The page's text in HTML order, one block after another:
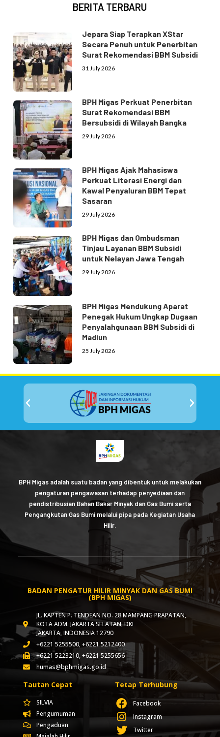
BERITA TERBARU
Jepara Siap Terapkan XStar
Secara Penuh untuk Penerbitan
Surat Rekomendasi BBM Subsidi
31 July 2026
BPH Migas Perkuat Penerbitan
Surat Rekomendasi BBM
Bersubsidi di Wilayah Bangka
29 July 2026
BPH Migas Ajak Mahasiswa
Perkuat Literasi Energi dan
Kawal Penyaluran BBM Tepat
Sasaran
29 July 2026
BPH Migas dan Ombudsman
Tinjau Layanan BBM Subsidi
untuk Nelayan Jawa Tengah
29 July 2026
BPH Migas Mendukung Aparat
Penegak Hukum Ungkap Dugaan
Penyalahgunaan BBM Subsidi di
Madiun
25 July 2026
BPH Migas adalah suatu badan yang dibentuk untuk melakukan
pengaturan pengawasan terhadap penyediaan dan
pendistribusian Bahan Bakar Minyak dan Gas Bumi serta
Pengangkutan Gas Bumi melalui pipa pada Kegiatan Usaha
Hilir.
BADAN PENGATUR HILIR MINYAK DAN GAS BUMI
(BPH MIGAS)
JL. KAPTEN P. TENDEAN NO. 28 MAMPANG PRAPATAN,
KOTA ADM. JAKARTA SELATAN, DKI
JAKARTA, INDONESIA 12790
+6221 5255500, +6221 5212400
+6221 5223210, +6221 5255656
humas@bphmigas.go.id
Tautan Cepat
SILVIA
Pengumuman
Pengaduan
Tetap Terhubung
Facebook
Instagram
Twitter